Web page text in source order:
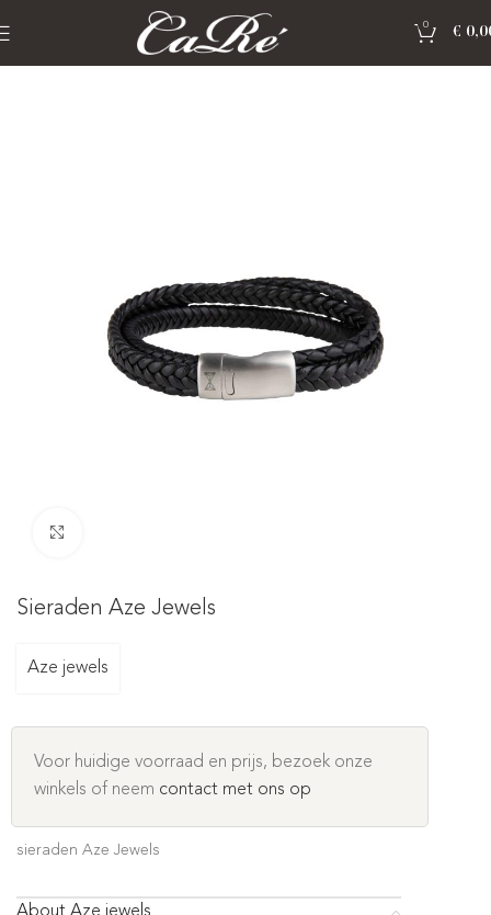
0
€
Sieraden Aze Jewels
Sieraden Aze Jewels
Aze jewels
Voor huidige voorraad en prijs, bezoek onze
winkels of neem contact met ons op
sieraden Aze Jewels